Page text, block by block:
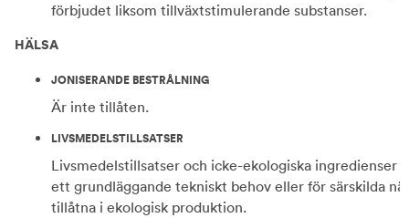
förbjudet liksom tillväxtstimulerande substanser.
HÄLSA
JONISERANDE BESTRÅLNING
Är inte tillåten.
LIVSMEDELSTILLSATSER
Livsmedelstillsatser och icke-ekologiska ingredienser
ett grundläggande tekniskt behov eller för särskilda
tillåtna i ekologisk produktion.